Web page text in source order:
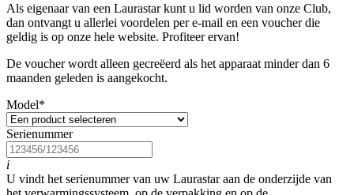
Als eigenaar van een Laurastar kunt u lid worden van onze Club,
dan ontvangt u allerlei voordelen per e-mail en een voucher die
geldig is op onze hele website. Profiteer ervan!
De voucher wordt alleen gecreëerd als het apparaat minder dan 6
maanden geleden is aangekocht.
Model*
Serienummer
i
U vindt het serienummer van uw Laurastar aan de onderzijde van